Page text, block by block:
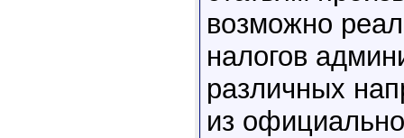
возможно
налогов
различных
из